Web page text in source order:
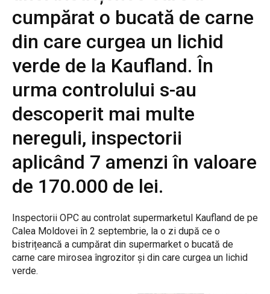
cumpărat o bucată de carne
din care curgea un lichid
verde de la Kaufland. În
urma controlului s-au
descoperit mai multe
nereguli, inspectorii
aplicând 7 amenzi în valoare
de 170.000 de lei.
Inspectorii OPC au controlat supermarketul Kaufland de pe
Calea Moldovei în 2 septembrie, la o zi după ce o
bistrițeancă a cumpărat din supermarket o bucată de
carne care mirosea îngrozitor și din care curgea un lichid
verde.